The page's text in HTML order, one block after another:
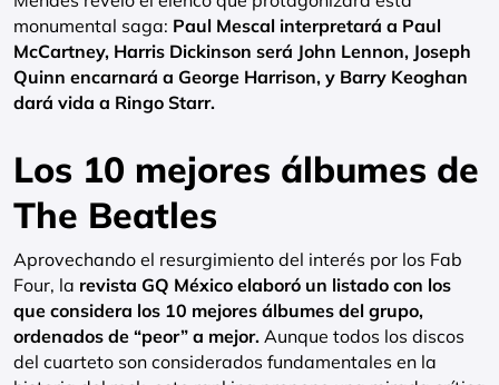
monumental saga: Paul Mescal interpretará a Paul
McCartney, Harris Dickinson será John Lennon, Joseph
Quinn encarnará a George Harrison, y Barry Keoghan
dará vida a Ringo Starr.
Los 10 mejores álbumes de
The Beatles
Aprovechando el resurgimiento del interés por los Fab
Four, la revista GQ México elaboró un listado con los
que considera los 10 mejores álbumes del grupo,
ordenados de “peor” a mejor. Aunque todos los discos
del cuarteto son considerados fundamentales en la